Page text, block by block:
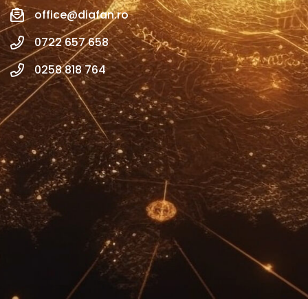
office@diafan.ro
0722 657 658
0258 818 764